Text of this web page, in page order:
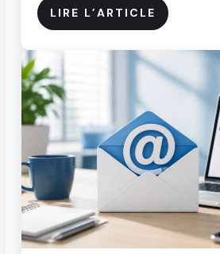
LIRE L’ARTICLE